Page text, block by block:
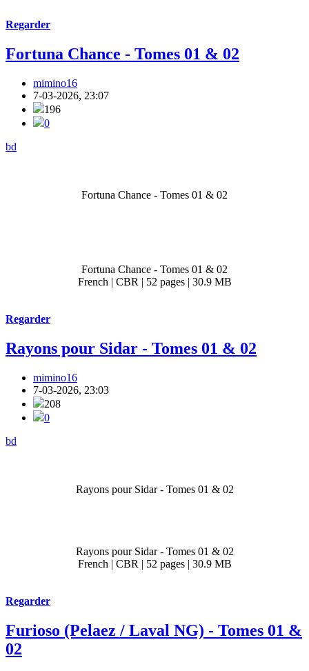
Regarder
Fortuna Chance - Tomes 01 & 02
mimino16
7-03-2026, 23:07
196
0
bd
Fortuna Chance - Tomes 01 & 02
Fortuna Chance - Tomes 01 & 02
French | CBR | 52 pages | 30.9 MB
Regarder
Rayons pour Sidar - Tomes 01 & 02
mimino16
7-03-2026, 23:03
208
0
bd
Rayons pour Sidar - Tomes 01 & 02
Rayons pour Sidar - Tomes 01 & 02
French | CBR | 52 pages | 30.9 MB
Regarder
Furioso (Pelaez / Laval NG) - Tomes 01 &
02